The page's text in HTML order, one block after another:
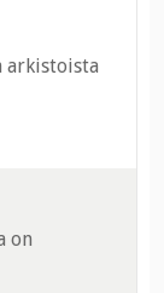
arkistoista
on